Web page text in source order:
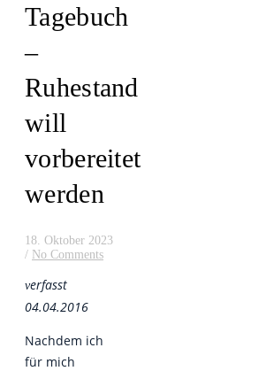
Tagebuch
–
Ruhestand
will
vorbereitet
werden
18. Oktober 2023
/ No Comments
verfasst
04.04.2016
Nachdem ich
für mich